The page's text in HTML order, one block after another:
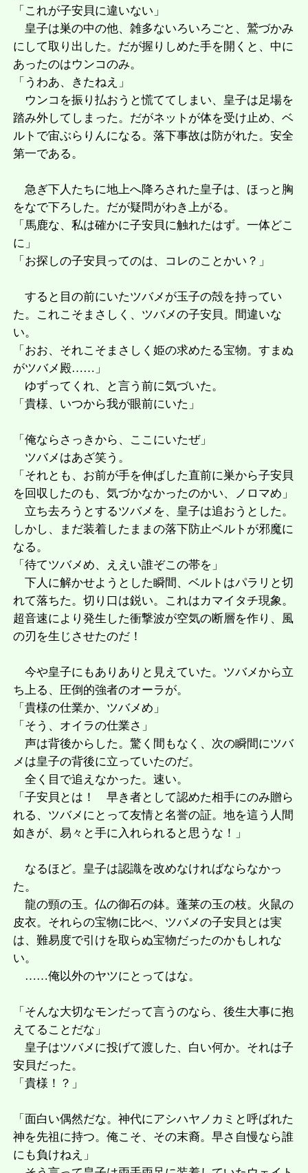
「これが子安貝に違いない」
皇子は巣の中の他、雑多ないろいろごと、鷲づかみ
にして取り出した。だが握りしめた手を開くと、中に
あったのはウンコのみ。
「うわあ、きたねえ」
ウンコを振り払おうと慌ててしまい、皇子は足場を
踏み外してしまった。だがネットが体を受け止め、ベ
ルトで宙ぶらりんになる。落下事故は防がれた。安全
第一である。
急ぎ下人たちに地上へ降ろされた皇子は、ほっと胸
をなで下ろした。だが疑問がわき上がる。
「馬鹿な、私は確かに子安貝に触れたはず。一体どこ
に」
「お探しの子安貝ってのは、コレのことかい？」
すると目の前にいたツバメが玉子の殻を持ってい
た。これこそまさしく、ツバメの子安貝。間違いな
い。
「おお、それこそまさしく姫の求めたる宝物。すまぬ
がツバメ殿……」
ゆずってくれ、と言う前に気づいた。
「貴様、いつから我が眼前にいた」
「俺ならさっきから、ここにいたぜ」
ツバメはあざ笑う。
「それとも、お前が手を伸ばした直前に巣から子安貝
を回収したのも、気づかなかったのかい、ノロマめ」
立ち去ろうとするツバメを、皇子は追おうとした。
しかし、まだ装着したままの落下防止ベルトが邪魔に
なる。
「待てツバメめ、ええい誰ぞこの帯を」
下人に解かせようとした瞬間、ベルトはパラリと切
れて落ちた。切り口は鋭い。これはカマイタチ現象。
超音速により発生した衝撃波が空気の断層を作り、風
の刃を生じさせたのだ！
今や皇子にもありありと見えていた。ツバメから立
ち上る、圧倒的強者のオーラが。
「貴様の仕業か、ツバメめ」
「そう、オイラの仕業さ」
声は背後からした。驚く間もなく、次の瞬間にツバ
メは皇子の背後に立っていたのだ。
全く目で追えなかった。速い。
「子安貝とは！ 早き者として認めた相手にのみ贈ら
れる、ツバメにとって友情と名誉の証。地を這う人間
如きが、易々と手に入れられると思うな！」
なるほど。皇子は認識を改めなければならなかっ
た。
龍の頸の玉。仏の御石の鉢。蓬莱の玉の枝。火鼠の
皮衣。それらの宝物に比べ、ツバメの子安貝とは実
は、難易度で引けを取らぬ宝物だったのかもしれな
い。
……俺以外のヤツにとってはな。
「そんな大切なモンだって言うのなら、後生大事に抱
えてることだな」
皇子はツバメに投げて渡した、白い何か。それは子
安貝だった。
「貴様！？」
「面白い偶然だな。神代にアシハヤノカミと呼ばれた
神を先祖に持つ。俺こそ、その末裔。早さ自慢なら誰
にも負けねえ」